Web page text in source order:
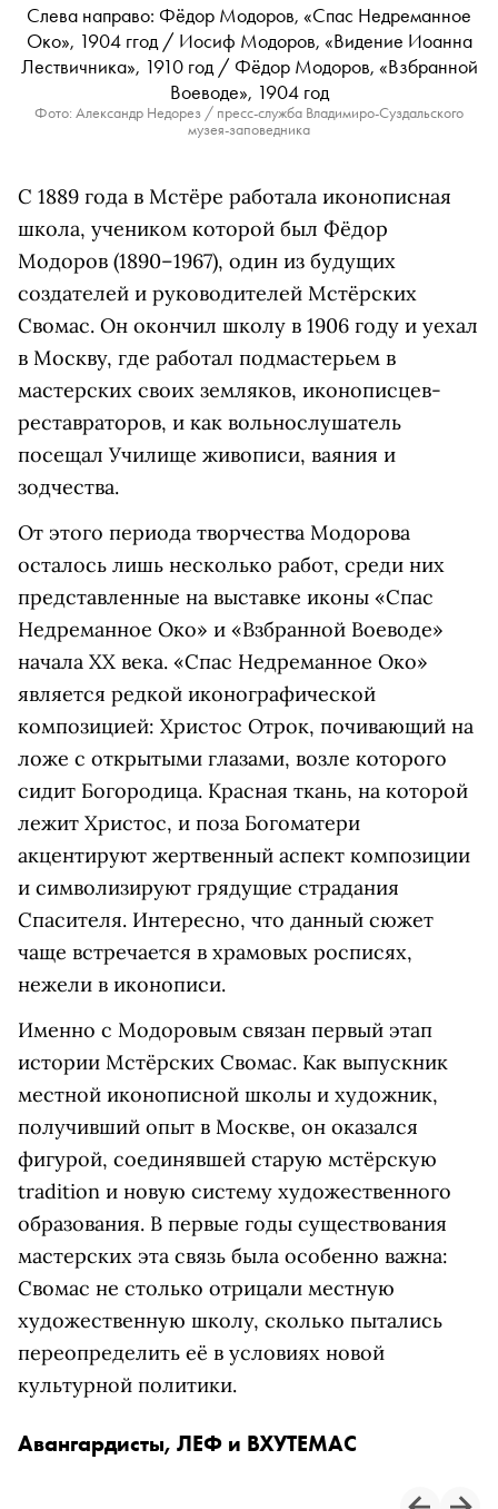
Слева направо: Фёдор Модоров, «Спас Недреманное
Око», 1904 ггод / Иосиф Модоров, «Видение Иоанна
Лествичника», 1910 год / Фёдор Модоров, «Взбранной
Воеводе», 1904 год
Фото: Александр Недорез / пресс-служба Владимиро-Суздальского
музея-заповедника
С 1889 года в Мстёре работала иконописная
школа, учеником которой был Фёдор
Модоров (1890–1967), один из будущих
создателей и руководителей Мстёрских
Свомас. Он окончил школу в 1906 году и уехал
в Москву, где работал подмастерьем в
мастерских своих земляков, иконописцев-
реставраторов, и как вольнослушатель
посещал Училище живописи, ваяния и
зодчества.
От этого периода творчества Модорова
осталось лишь несколько работ, среди них
представленные на выставке иконы «Спас
Недреманное Око» и «Взбранной Воеводе»
начала ХХ века. «Спас Недреманное Око»
является редкой иконографической
композицией: Христос Отрок, почивающий на
ложе с открытыми глазами, возле которого
сидит Богородица. Красная ткань, на которой
лежит Христос, и поза Богоматери
акцентируют жертвенный аспект композиции
и символизируют грядущие страдания
Спасителя. Интересно, что данный сюжет
чаще встречается в храмовых росписях,
нежели в иконописи.
Именно с Модоровым связан первый этап
истории Мстёрских Свомас. Как выпускник
местной иконописной школы и художник,
получивший опыт в Москве, он оказался
фигурой, соединявшей старую мстёрскую
tradition и новую систему художественного
образования. В первые годы существования
мастерских эта связь была особенно важна:
Свомас не столько отрицали местную
художественную школу, сколько пытались
переопределить её в условиях новой
культурной политики.
Авангардисты, ЛЕФ и ВХУТЕМАС